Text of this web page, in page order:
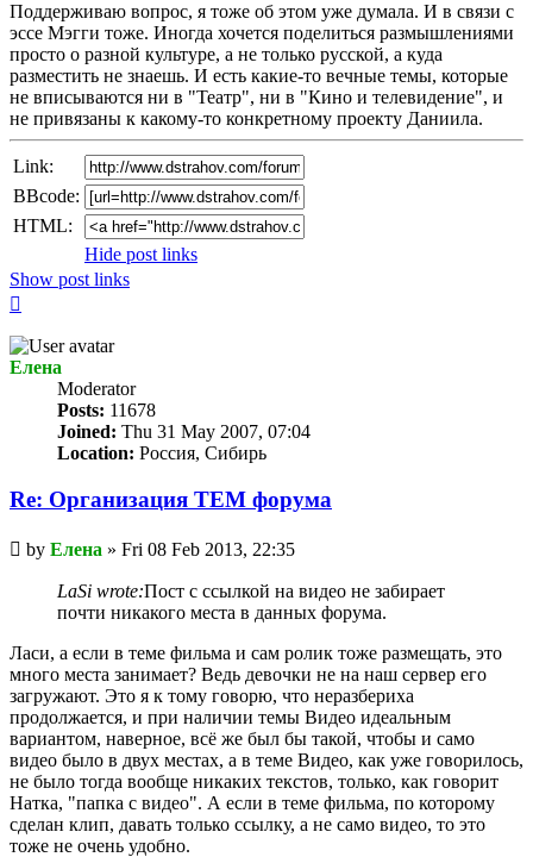
Поддерживаю вопрос, я тоже об этом уже думала. И в связи с
эссе Мэгги тоже. Иногда хочется поделиться размышлениями
просто о разной культуре, а не только русской, а куда
разместить не знаешь. И есть какие-то вечные темы, которые
не вписываются ни в "Театр", ни в "Кино и телевидение", и
не привязаны к какому-то конкретному проекту Даниила.
Link:
BBcode:
HTML:
Hide post links
Show post links
Елена
Мoderator
Posts: 11678
Joined: Thu 31 May 2007, 07:04
Location: Россия, Сибирь
Re: Организация TЕМ форума
Unread
post
by Елена » Fri 08 Feb 2013, 22:35
LaSi wrote:Пост с ссылкой на видео не забирает
почти никакого места в данных форума.
Ласи, а если в теме фильма и сам ролик тоже размещать, это
много места занимает? Ведь девочки не на наш сервер его
загружают. Это я к тому говорю, что неразбериха
продолжается, и при наличии темы Видео идеальным
вариантом, наверное, всё же был бы такой, чтобы и само
видео было в двух местах, а в теме Видео, как уже говорилось,
не было тогда вообще никаких текстов, только, как говорит
Натка, "папка с видео". А если в теме фильма, по которому
сделан клип, давать только ссылку, а не само видео, то это
тоже не очень удобно.